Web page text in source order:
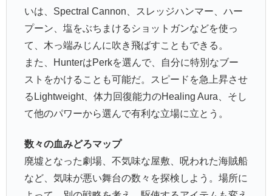
いは、Spectral Cannon、スレッジハンマー、ハー
プーン、塩をぶちまけるショットガンなどを使っ
て、木っ端みじんに吹き飛ばすこともできる。
また、HunterはPerkを選んで、自分に特別なブー
ストをかけることも可能だ。スピードを急上昇させ
るLightweight、体力回復能力のHealing Aura、そし
て他のパワーから選んで有利な立場に立とう。
数々の血みどろマップ
廃墟となった劇場、不気味な屋敷、呪われた海賊船
など、気味が悪い舞台の数々を探検しよう。場所に